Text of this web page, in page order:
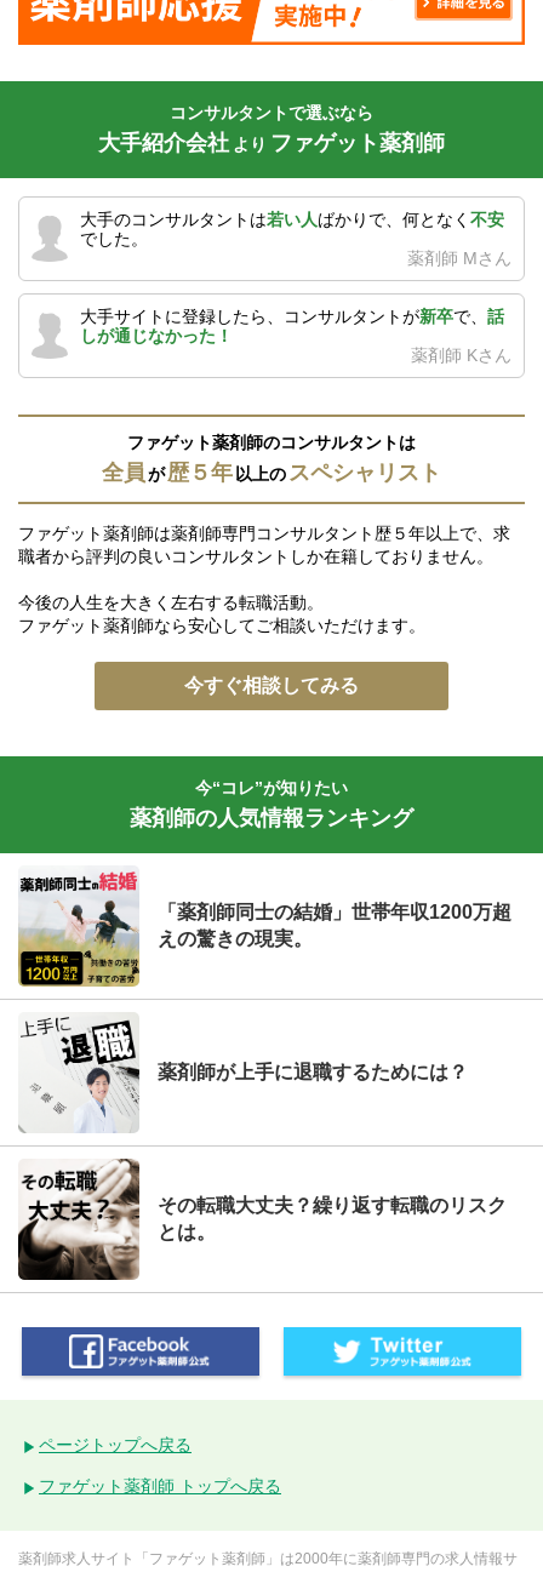
コンサルタントで選ぶなら
大手紹介会社 より ファゲット薬剤師
大手のコンサルタントは若い人ばかりで、何となく 不安
でした。
薬剤師 Mさん
大手サイトに登録したら、コンサルタントが新卒で、 話
しが通じなかった！
薬剤師 Kさん
ファゲット薬剤師のコンサルタントは
全員が歴５年以上のスペシャリスト
ファゲット薬剤師は薬剤師専門コンサルタント歴５年以上で、求
職者から評判の良いコンサルタントしか在籍しておりません。
今後の人生を大きく左右する転職活動。
ファゲット薬剤師なら安心してご相談いただけます。
今すぐ相談してみる
今“コレ”が知りたい
薬剤師の人気情報ランキング
「薬剤師同士の結婚」世帯年収1200万超
えの驚きの現実。
薬剤師が上手に退職するためには？
その転職大丈夫？繰り返す転職のリスク
とは。
ページトップへ戻る
ファゲット薬剤師 トップへ戻る
薬剤師求人サイト「ファゲット薬剤師」は2000年に薬剤師専門の求人情報サ